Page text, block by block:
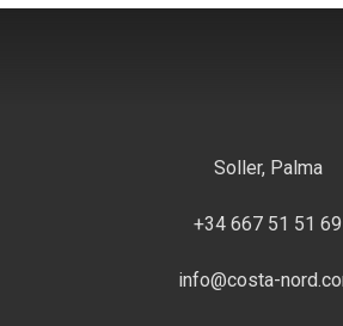
Soller, Palma
+34 667 51 51 69
info@costa-